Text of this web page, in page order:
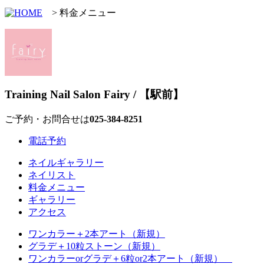
> 料金メニュー
Training Nail Salon Fairy / 【駅前】
ご予約・お問合せは025-384‐8251
電話予約
ネイルギャラリー
ネイリスト
料金メニュー
ギャラリー
アクセス
ワンカラー＋2本アート（新規）
グラデ＋10粒ストーン（新規）
ワンカラーorグラデ＋6粒or2本アート（新規）